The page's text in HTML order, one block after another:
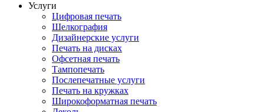
Услуги
Цифровая печать
Шелкография
Дизайнерские услуги
Печать на дисках
Офсетная печать
Тампопечать
Послепечатные услуги
Печать на кружках
Широкоформатная печать